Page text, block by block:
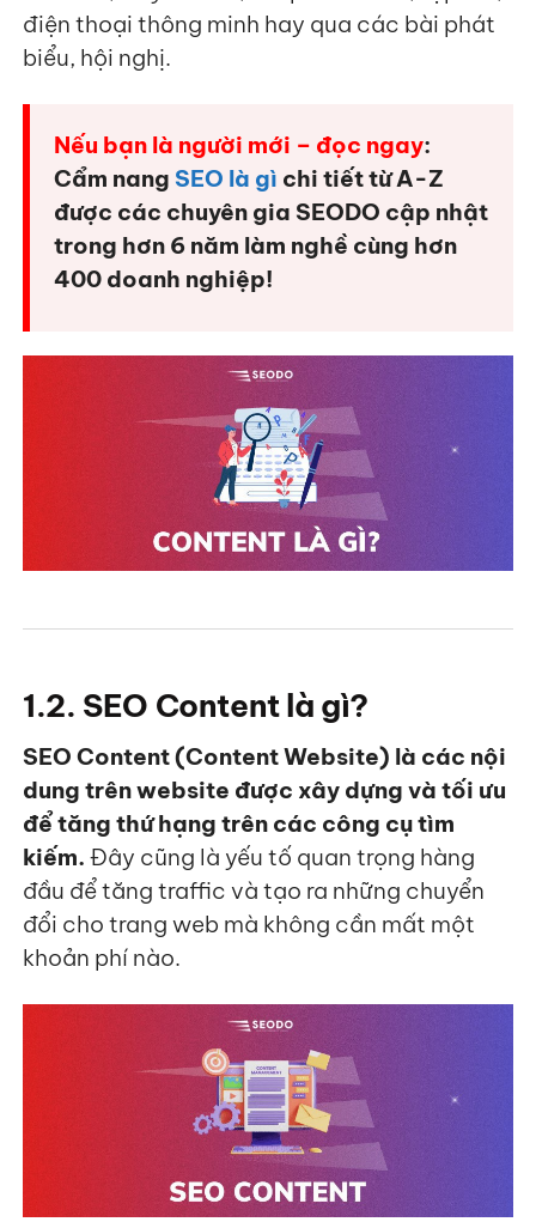
điện thoại thông minh hay qua các bài phát
biểu, hội nghị.
Nếu bạn là người mới – đọc ngay:
Cẩm nang SEO là gì chi tiết từ A-Z
được các chuyên gia SEODO cập nhật
trong hơn 6 năm làm nghề cùng hơn
400 doanh nghiệp!
1.2. SEO Content là gì?
SEO Content (Content Website) là các nội
dung trên website được xây dựng và tối ưu
để tăng thứ hạng trên các công cụ tìm
kiếm. Đây cũng là yếu tố quan trọng hàng
đầu để tăng traffic và tạo ra những chuyển
đổi cho trang web mà không cần mất một
khoản phí nào.